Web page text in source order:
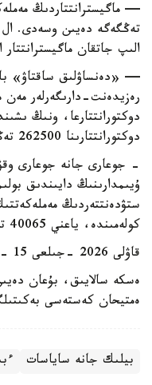
تەڭگەگە دەيىن وسەدى. ال
الىپ جاتقان ماگيسترانتتار اي سايىن
— «دەنساۋلىق ساقتاۋ»
دوكتورانتتارىنا 262500 تەڭگە؛
- جوعارى جانە جوعارى
ۇيىمدارىنىڭ دايىندىق
كولەمىندە، ياعني 40065 تەڭگە/44516 تەڭگە بەرىلەدى.
قاۋلى 2026 -جىلعى 15 -تامىزدان باستاپ كۇشىنە ەنەدى.
ەسكە سالايىق، بۇعان
ەمتيحان كەستەسى
بيلىك جانە ساياسات